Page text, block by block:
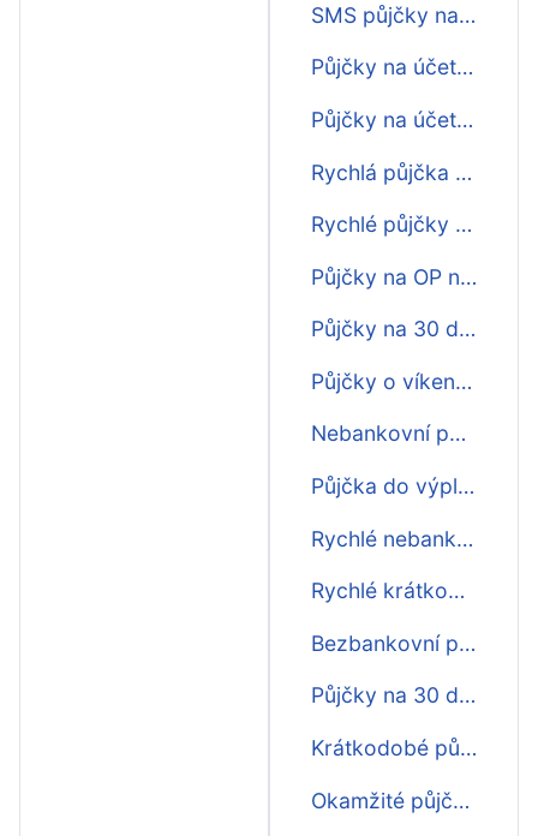
SMS půjčky na 30 dní ihned
Půjčky na účet na 30 dní ještě dnes
Půjčky na účet ihned na 30 dní
Rychlá půjčka na 30 dní na splátky
Rychlé půjčky na 30 dní na splátky
Půjčky na OP na 30 dní
Půjčky na 30 dní online ihned na účet
Půjčky o víkendu na 30 dní ihned na účet
Nebankovní půjčky ihned na účet na 30 dní
Půjčka do výplaty na 30 dní první zdarma
Rychlé nebankovní půjčky na 30 dní
Rychlé krátkodobé půjčky před výplatou na 30 dní
Bezbankovní půjčky na 30 dní
Půjčky na 30 dní ještě dnes
Krátkodobé půjčky ihned na 30 dní
Okamžité půjčky na 30 dní